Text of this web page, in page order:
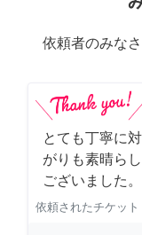
依頼者のみな
とても丁寧に
がりも素晴ら
ございました。
依頼されたチケット